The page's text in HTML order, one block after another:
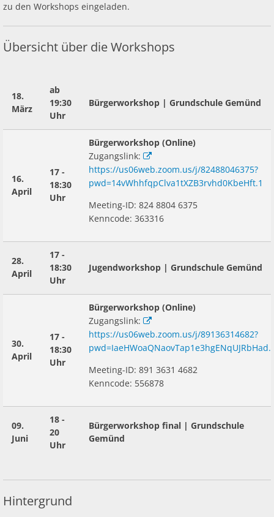
zu den Workshops eingeladen.
Übersicht über die Workshops
18.
März
ab
19:30
Uhr
Bürgerworkshop | Grundschule Gemünd
16.
April
17 -
18:30
Uhr
Bürgerworkshop (Online)
Zugangslink:
https://us06web.zoom.us/j/82488046375?
pwd=14vWhhfqpClva1tXZB3rvhd0KbeHft.1
Meeting-ID: 824 8804 6375
Kenncode: 363316
28.
April
17 -
18:30
Uhr
Jugendworkshop | Grundschule Gemünd
30.
April
17 -
18:30
Uhr
Bürgerworkshop (Online)
Zugangslink:
https://us06web.zoom.us/j/89136314682?
Meeting-ID: 891 3631 4682
Kenncode: 556878
09.
Juni
18 -
20
Uhr
Bürgerworkshop final | Grundschule
Gemünd
Hintergrund